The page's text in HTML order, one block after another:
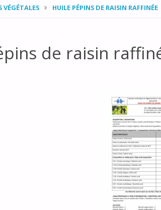
VÉGÉTALES HUILE PÉPINS DE RAISIN RAFFINÉE
de raisin